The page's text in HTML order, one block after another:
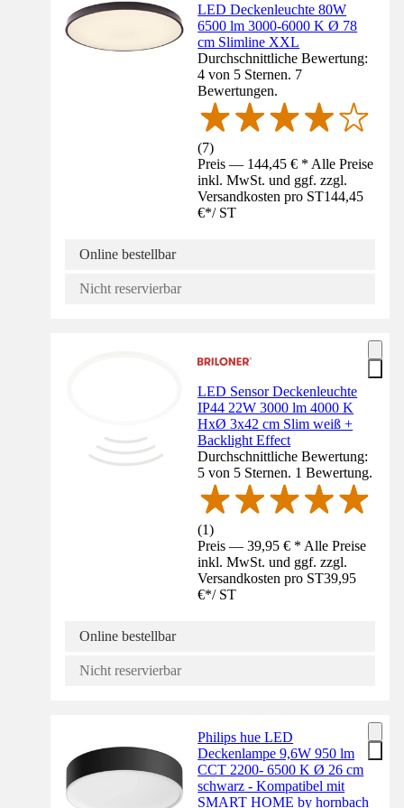
LED Deckenleuchte 80W
6500 lm 3000-6000 K Ø 78
cm Slimline XXL
Durchschnittliche Bewertung:
4 von 5 Sternen. 7
Bewertungen.
(7)
Preis — 144,45 € * Alle Preise
inkl. MwSt. und ggf. zzgl.
Versandkosten pro ST144,45
€*/ ST
Online bestellbar
Nicht reservierbar
LED Sensor Deckenleuchte
IP44 22W 3000 lm 4000 K
HxØ 3x42 cm Slim weiß +
Backlight Effect
Durchschnittliche Bewertung:
5 von 5 Sternen. 1 Bewertung.
(1)
Preis — 39,95 € * Alle Preise
inkl. MwSt. und ggf. zzgl.
Versandkosten pro ST39,95
€*/ ST
Online bestellbar
Nicht reservierbar
Philips hue LED
Deckenlampe 9,6W 950 lm
CCT 2200- 6500 K Ø 26 cm
schwarz - Kompatibel mit
SMART HOME by hornbach